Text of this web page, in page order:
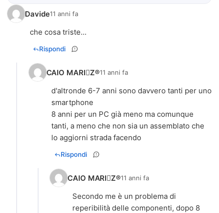
Davide11 anni fa
che cosa triste...
Rispondi
CAIO MARIZ®11 anni fa
d'altronde 6-7 anni sono davvero tanti per uno
smartphone
8 anni per un PC già meno ma comunque
tanti, a meno che non sia un assemblato che
lo aggiorni strada facendo
Rispondi
CAIO MARIZ®11 anni fa
Secondo me è un problema di
reperibilità delle componenti, dopo 8